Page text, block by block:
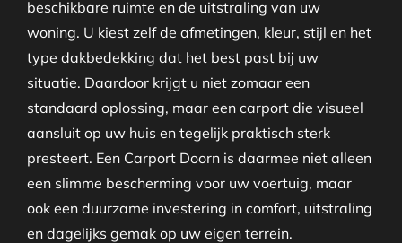
beschikbare ruimte en de uitstraling van uw
woning. U kiest zelf de afmetingen, kleur, stijl en het
type dakbedekking dat het best past bij uw
situatie. Daardoor krijgt u niet zomaar een
standaard oplossing, maar een carport die visueel
aansluit op uw huis en tegelijk praktisch sterk
presteert. Een Carport Doorn is daarmee niet alleen
een slimme bescherming voor uw voertuig, maar
ook een duurzame investering in comfort, uitstraling
en dagelijks gemak op uw eigen terrein.